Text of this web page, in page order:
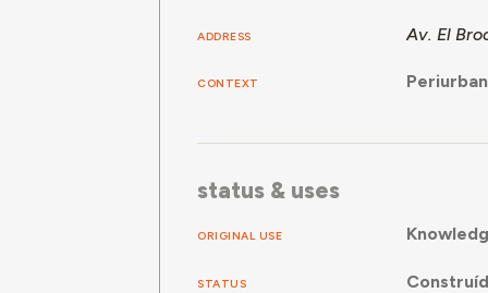
ADDRESS Av. El
CONTEXT
status & uses
ORIGINAL USE
STATUS